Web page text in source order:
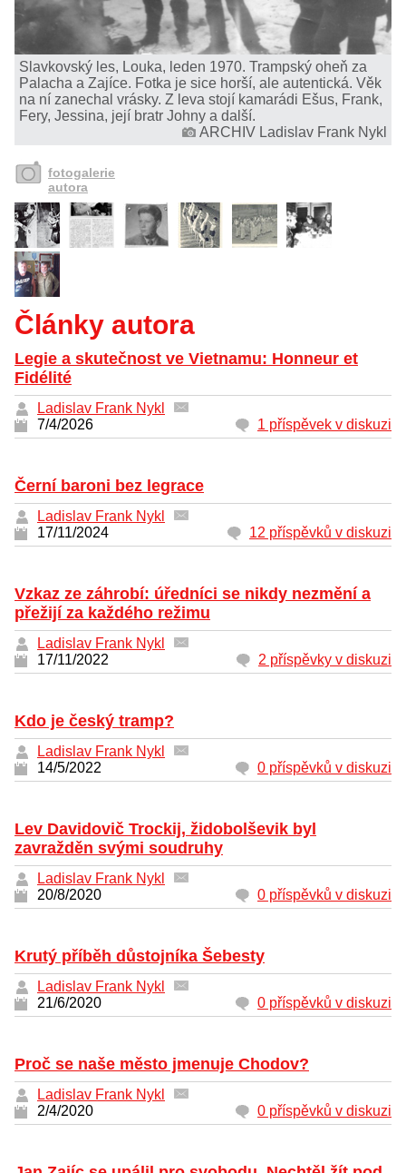
Slavkovský les, Louka, leden 1970. Trampský oheň za
Palacha a Zajíce. Fotka je sice horší, ale autentická. Věk
na ní zanechal vrásky. Z leva stojí kamarádi Ešus, Frank,
Fery, Jessina, její bratr Johny a další.
ARCHIV Ladislav Frank Nykl
fotogalerie
autora
Články autora
Legie a skutečnost ve Vietnamu: Honneur et
Fidélité
Ladislav Frank Nykl
7/4/2026
1 příspěvek v diskuzi
Černí baroni bez legrace
Ladislav Frank Nykl
17/11/2024
12 příspěvků v diskuzi
Vzkaz ze záhrobí: úředníci se nikdy nezmění a
přežijí za každého režimu
Ladislav Frank Nykl
17/11/2022
2 příspěvky v diskuzi
Kdo je český tramp?
Ladislav Frank Nykl
14/5/2022
0 příspěvků v diskuzi
Lev Davidovič Trockij, židobolševik byl
zavražděn svými soudruhy
Ladislav Frank Nykl
20/8/2020
0 příspěvků v diskuzi
Krutý příběh důstojníka Šebesty
Ladislav Frank Nykl
21/6/2020
0 příspěvků v diskuzi
Proč se naše město jmenuje Chodov?
Ladislav Frank Nykl
2/4/2020
0 příspěvků v diskuzi